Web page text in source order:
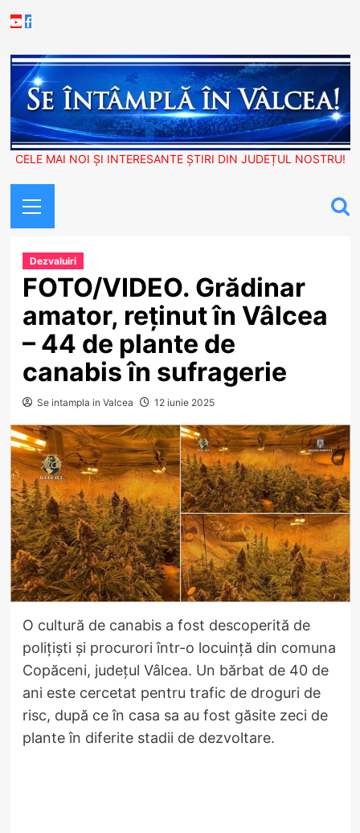
to
Youtube
Facebook
CELE MAI NOI ȘI INTERESANTE ȘTIRI DIN JUDEȚUL NOSTRU!
Menu
Dezvaluiri
FOTO/VIDEO. Grădinar
amator, reținut în Vâlcea
– 44 de plante de
canabis în sufragerie
Se intampla in Valcea 12 iunie 2025
O cultură de canabis a fost descoperită de
polițiști și procurori într-o locuință din comuna
Copăceni, județul Vâlcea. Un bărbat de 40 de
ani este cercetat pentru trafic de droguri de
risc, după ce în casa sa au fost găsite zeci de
plante în diferite stadii de dezvoltare.